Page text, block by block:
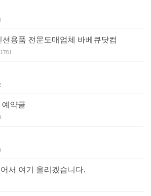
용품 전문도매업체 바베큐닷컴
1781
예약글
서 여기 올리겠습니다.